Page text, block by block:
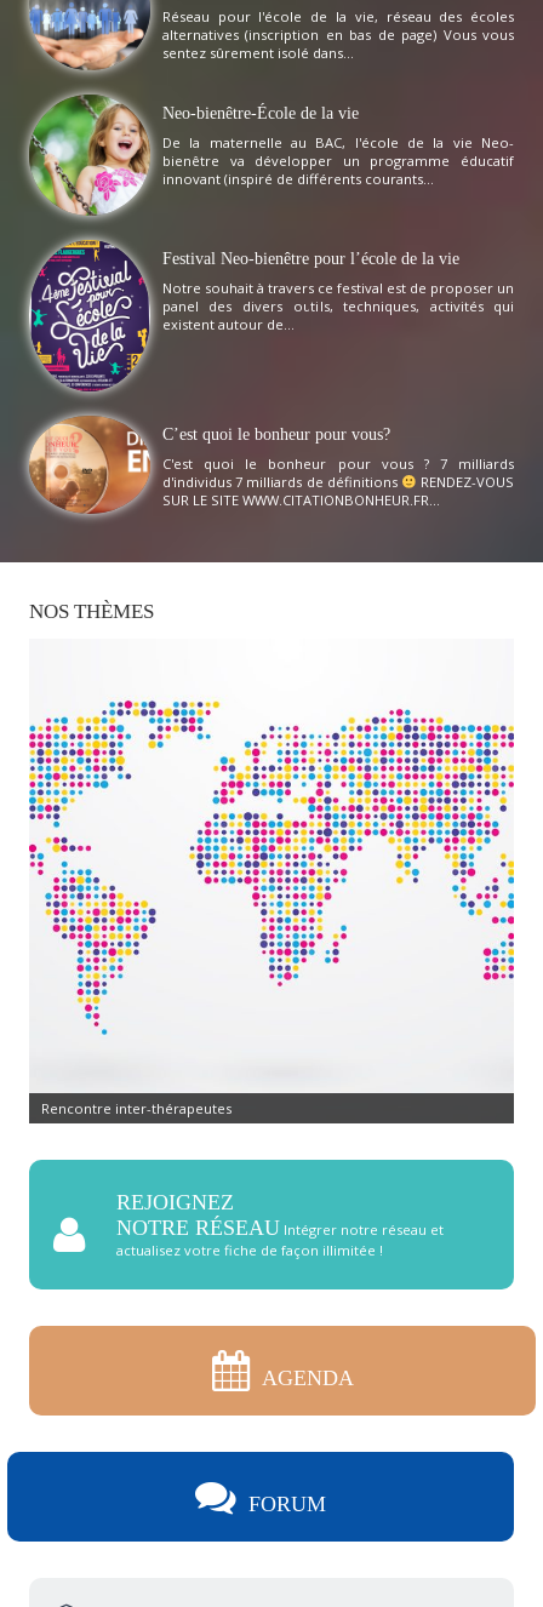
Réseau pour l'école de la vie, réseau des écoles
alternatives (inscription en bas de page) Vous vous
sentez sûrement isolé dans...
Neo-bienêtre-École de la vie
De la maternelle au BAC, l'école de la vie Neo-
bienêtre va développer un programme éducatif
innovant (inspiré de différents courants...
Festival Neo-bienêtre pour l’école de la vie
Notre souhait à travers ce festival est de proposer un
panel des divers outils, techniques, activités qui
existent autour de...
C’est quoi le bonheur pour vous?
C'est quoi le bonheur pour vous ? 7 milliards
d'individus 7 milliards de définitions
RENDEZ-VOUS
SUR LE SITE WWW.CITATIONBONHEUR.FR...
NOS THÈMES
Rencontre inter-thérapeutes
REJOIGNEZ
NOTRE RÉSEAU Intégrer notre réseau et
actualisez votre fiche de façon illimitée !
AGENDA
FORUM